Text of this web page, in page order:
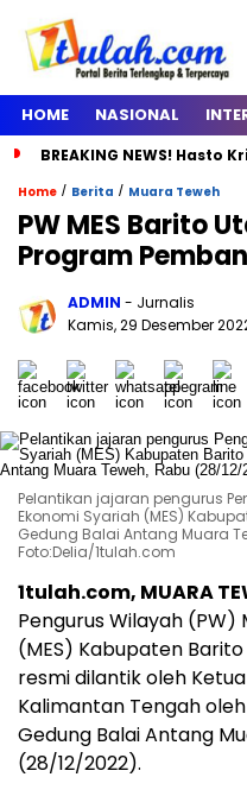
HOME NASIONAL
BREAKING NEWS! Hasto
Home / Berita / Muara Teweh
PW MES Barito
Program
ADMIN - Jurnalis
Kamis, 29 Desember
Pelantikan jajaran pengurus
Ekonomi Syariah (MES)
Gedung Balai Antang Muara
Foto:Delia/1tulah.com
1tulah.com, MUARA
Pengurus Wilayah
(MES) Kabupaten
resmi dilantik oleh
Kalimantan Tengah oleh
Gedung Balai Antang
(28/12/2022).